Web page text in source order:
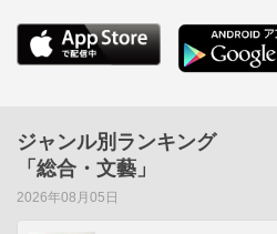
ジャンル別ランキング
「総合・文藝」
2026年08月05日